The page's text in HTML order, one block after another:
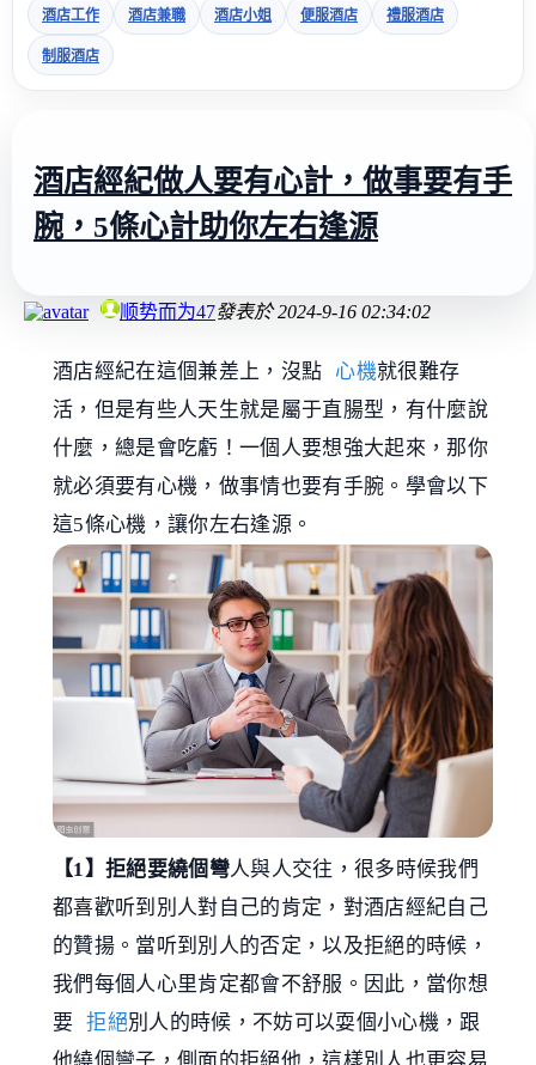
酒店工作 酒店兼職 酒店小姐 便服酒店 禮服酒店
制服酒店
酒店經紀做人要有心計，做事要有手
腕，5條心計助你左右逢源
顺势而为47發表於2024-9-16 02:34:02
酒店經紀在這個兼差上，沒點 心機就很難存
活，但是有些人天生就是屬于直腸型，有什麼說
什麼，總是會吃虧！一個人要想強大起來，那你
就必須要有心機，做事情也要有手腕。學會以下
這5條心機，讓你左右逢源。
【1】拒絕要繞個彎人與人交往，很多時候我們
都喜歡听到別人對自己的肯定，對酒店經紀自己
的贊揚。當听到別人的否定，以及拒絕的時候，
我們每個人心里肯定都會不舒服。因此，當你想
要
拒絕別人的時候，不妨可以耍個小心機，跟